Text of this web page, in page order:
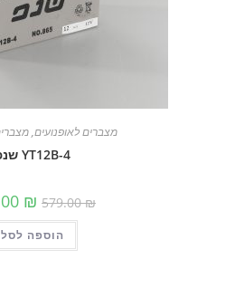
מצברים לאופנועים,מצברים לקטנועים
המחיר
המקורי
500.00₪ המחיר
הנוכחי
הוא:
500.00 ₪.